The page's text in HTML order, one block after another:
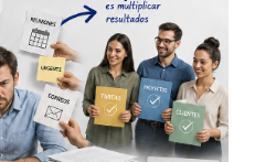
por
de
del servicio